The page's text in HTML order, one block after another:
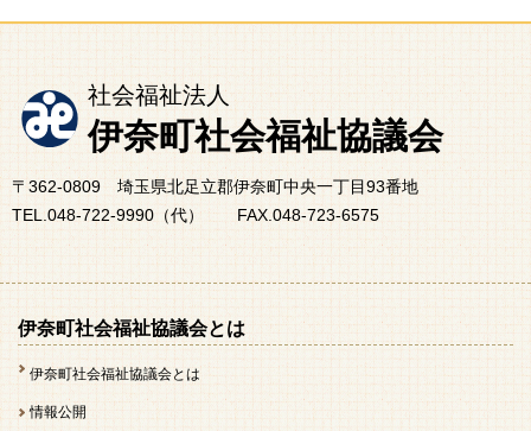
社会福祉法人
伊奈町社会福祉協議会
〒362-0809 埼玉県北足立郡伊奈町中央一丁目93番地
TEL.048-722-9990（代） FAX.048-723-6575
伊奈町社会福祉協議会とは
伊奈町社会福祉協議会とは
情報公開